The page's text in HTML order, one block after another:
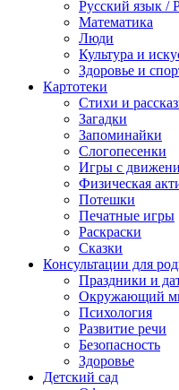
Русский язык /
Математика
Люди
Культура и
Здоровье и
Картотеки
Стихи и
Загадки
Запоминайки
Слогопесенки
Игры с
Физическая
Потешки
Печатные игры
Раскраски
Сказки
Консультации для
Праздники и
Окружающий
Психология
Развитие речи
Безопасность
Здоровье
Детский сад